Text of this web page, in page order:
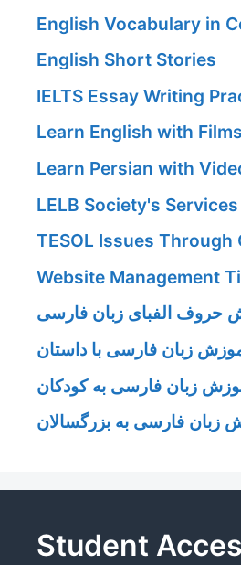
English Vocabulary in
English Short Stories
IELTS Essay Writing
Learn English with Films
Learn Persian with
LELB Society's Services
TESOL Issues Through
Website Management
حروف الفبای زبان فارسی
زبان فارسی با داستان
زبان فارسی به کودکان
زبان فارسی به بزرگسالان
Student